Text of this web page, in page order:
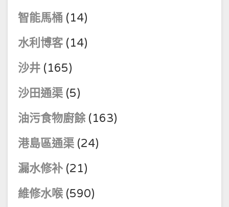
智能馬桶 (14)
水利博客(14)
沙井 (165)
沙田通渠 (5)
油污食物廚餘(163)
港島區通渠 (24)
漏水修补 (21)
維修水喉 (590)